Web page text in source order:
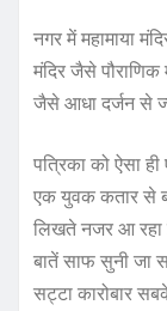
नगर में महामाया
मंदिर जैसे पौराणिक
जैसे आधा दर्जन से
पत्रिका को ऐसा
एक युवक कतार से
लिखते नजर आ रहा
बातें साफ सुनी जा
सट्टा कारोबार